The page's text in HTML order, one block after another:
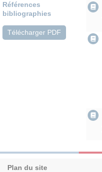
Références
bibliographies
Télécharger PDF
Plan du site